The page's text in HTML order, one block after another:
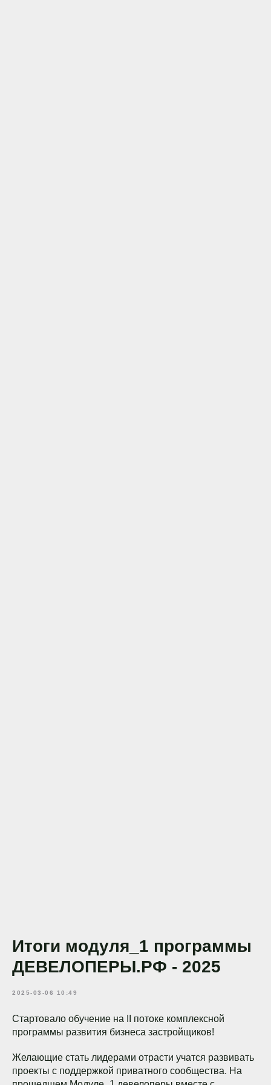
Итоги модуля_1 программы
ДЕВЕЛОПЕРЫ.РФ - 2025
2025-03-06 10:49
Стартовало обучение на II потоке комплексной
программы развития бизнеса застройщиков!
Желающие стать лидерами отрасти учатся развивать
проекты с поддержкой приватного сообщества. На